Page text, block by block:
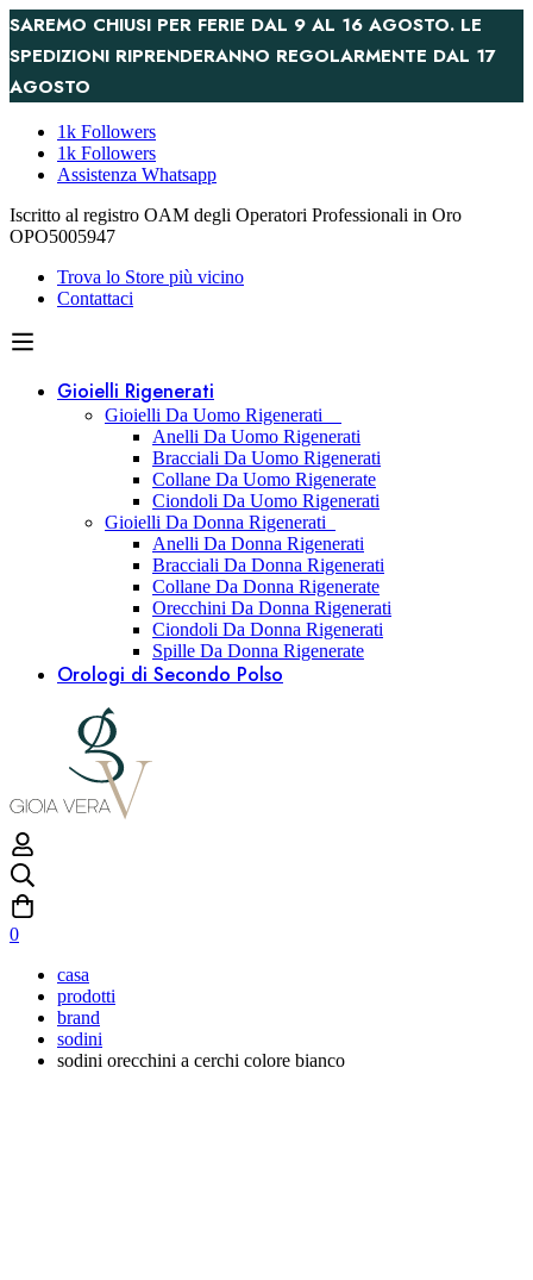
SAREMO CHIUSI PER FERIE DAL 9 AL 16 AGOSTO. LE
SPEDIZIONI RIPRENDERANNO REGOLARMENTE DAL 17
AGOSTO
1k Followers
1k Followers
Assistenza Whatsapp
Iscritto al registro OAM degli Operatori Professionali in Oro
OPO5005947
Trova lo Store più vicino
Contattaci
Gioielli Rigenerati
Gioielli Da Uomo Rigenerati
Anelli Da Uomo Rigenerati
Bracciali Da Uomo Rigenerati
Collane Da Uomo Rigenerate
Ciondoli Da Uomo Rigenerati
Gioielli Da Donna Rigenerati
Anelli Da Donna Rigenerati
Bracciali Da Donna Rigenerati
Collane Da Donna Rigenerate
Orecchini Da Donna Rigenerati
Ciondoli Da Donna Rigenerati
Spille Da Donna Rigenerate
Orologi di Secondo Polso
0
casa
prodotti
brand
sodini
sodini orecchini a cerchi colore bianco